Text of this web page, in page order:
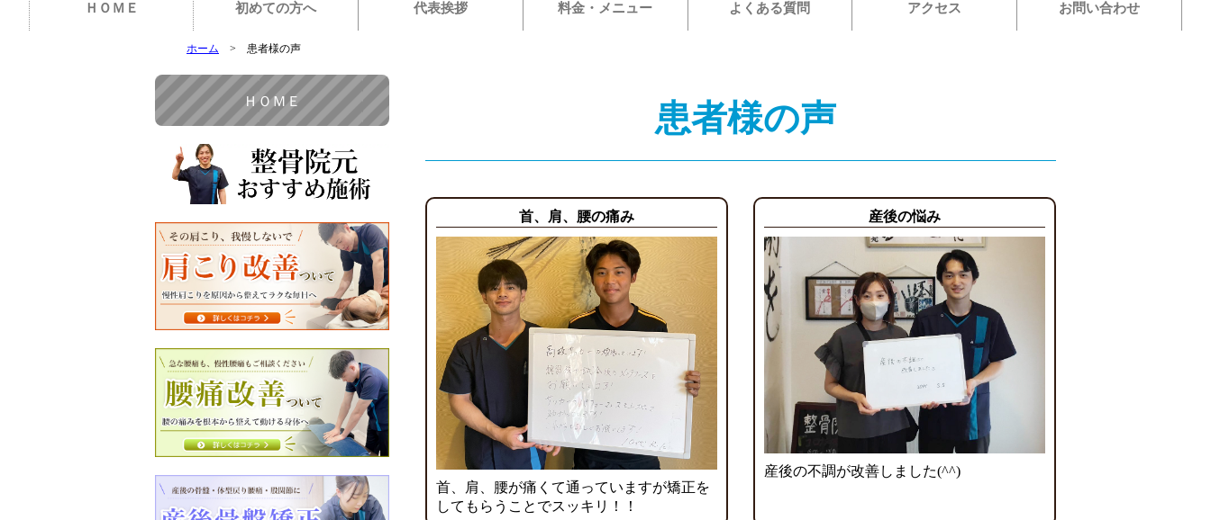
ＨＯＭＥ 初めての方へ 代表挨拶 料金・メニュー よくある質問 アクセス お問い合わせ
ホーム 患者様の声
患者様の声
首、肩、腰の痛み
首、肩、腰が痛くて通っていますが矯正を
してもらうことでスッキリ！！
産後の悩み
産後の不調が改善しました(^^)
ＨＯＭＥ